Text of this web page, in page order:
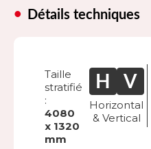
Détails techniques
Taille
stratifié
:
4080
x 1320
mm
Horizontal
& Vertical